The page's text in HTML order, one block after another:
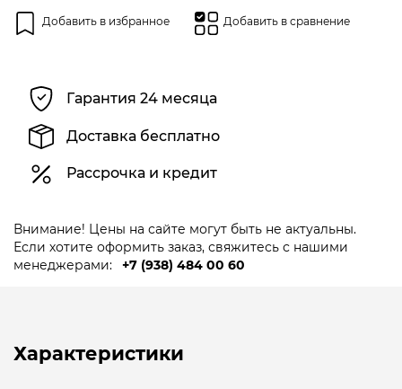
Добавить в избранное Добавить в сравнение
Гарантия 24 месяца
Доставка бесплатно
Рассрочка и кредит
Внимание! Цены на сайте могут быть не актуальны.
Если хотите оформить заказ, свяжитесь с нашими
менеджерами:
+7 (938) 484 00 60
Характеристики